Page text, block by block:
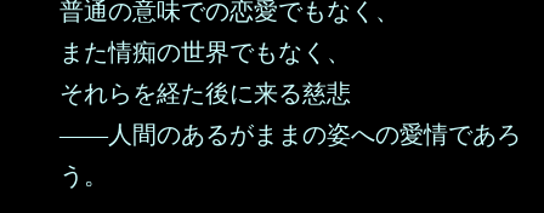
普通の意味での恋愛でもなく、
また情痴の世界でもなく、
それらを経た後に来る慈悲
――人間のあるがままの姿への愛情であろ
う。